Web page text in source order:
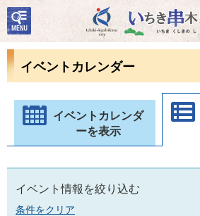
いちき串木野市
検
索・
共通
ューイベントカレンダー
イベントカレンダ
ーを表示
イベント情報を絞り込む
条件をクリア